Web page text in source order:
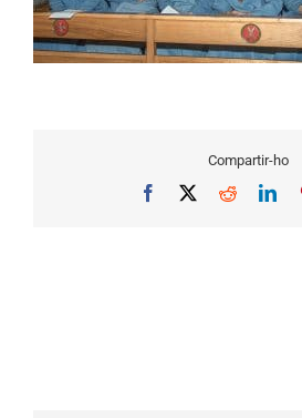
Compartir-ho
Facebook Reddit